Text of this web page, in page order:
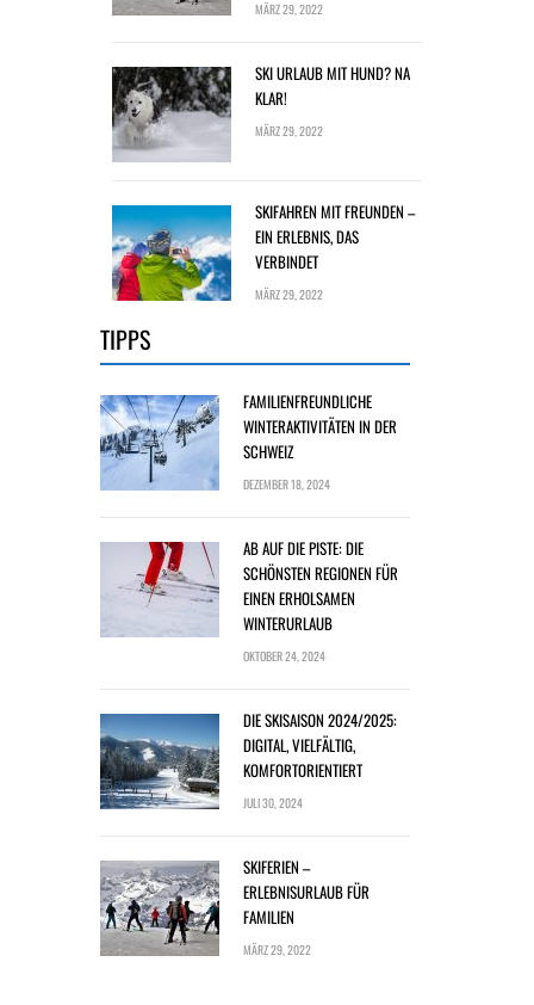
MÄRZ 29, 2022
SKI URLAUB MIT HUND? NA
KLAR!
MÄRZ 29, 2022
SKIFAHREN MIT FREUNDEN –
EIN ERLEBNIS, DAS
VERBINDET
MÄRZ 29, 2022
TIPPS
FAMILIENFREUNDLICHE
WINTERAKTIVITÄTEN IN DER
SCHWEIZ
DEZEMBER 18, 2024
AB AUF DIE PISTE: DIE
SCHÖNSTEN REGIONEN FÜR
EINEN ERHOLSAMEN
WINTERURLAUB
OKTOBER 24, 2024
DIE SKISAISON 2024/2025:
DIGITAL, VIELFÄLTIG,
KOMFORTORIENTIERT
JULI 30, 2024
SKIFERIEN –
ERLEBNISURLAUB FÜR
FAMILIEN
MÄRZ 29, 2022